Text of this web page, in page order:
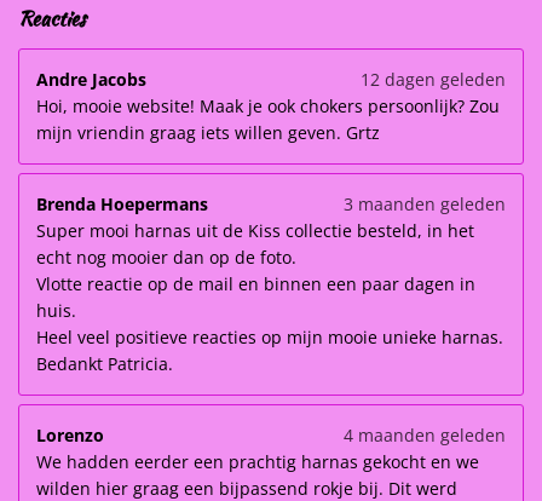
Reacties
Andre Jacobs
12 dagen geleden
Hoi, mooie website! Maak je ook chokers persoonlijk? Zou
mijn vriendin graag iets willen geven. Grtz
Brenda Hoepermans
3 maanden geleden
Super mooi harnas uit de Kiss collectie besteld, in het
echt nog mooier dan op de foto.
Vlotte reactie op de mail en binnen een paar dagen in
huis.
Heel veel positieve reacties op mijn mooie unieke harnas.
Bedankt Patricia.
Lorenzo
4 maanden geleden
We hadden eerder een prachtig harnas gekocht en we
wilden hier graag een bijpassend rokje bij. Dit werd